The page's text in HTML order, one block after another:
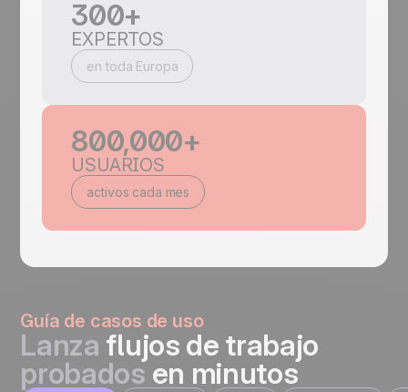
300+
EXPERTOS
en toda Europa
800,000+
USUARIOS
activos cada mes
Guía de casos de uso
Lanza flujos de trabajo
probadosen minutos